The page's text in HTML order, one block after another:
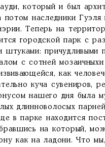
который и был
потом наследники Гуэля
Теперь на
городской парк с
штуками: причудливыми
с сотней мозаичныхи
как
куча сувениров,
нашего дня была
длинноволосых
в парке находится
на который,
как на ладони. Что